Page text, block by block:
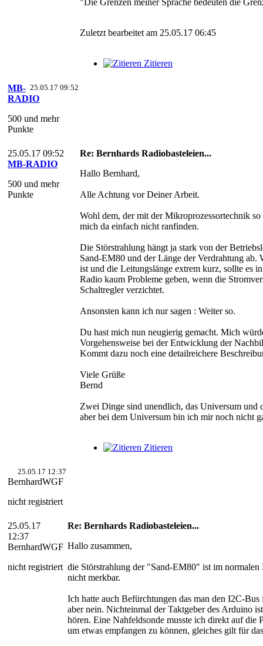
"Die Grenzen meiner Sprache bedeuten die
Zuletzt bearbeitet am 25.05.17 06:45
Zitieren
25.05.17 09:52
MB-
RADIO
500 und mehr
Punkte
25.05.17 09:52
MB-RADIO
500 und mehr
Punkte
Re: Bernhards Radiobasteleien...
Hallo Bernhard,
Alle Achtung vor Deiner Arbeit.
Wohl dem, der mit der Mikroprozessortechnik
mich da einfach nicht ranfinden.
Die Störstrahlung hängt ja stark von der
Sand-EM80 und der Länge der Verdrahtung ab.
ist und die Leitungslänge extrem kurz, sollte es
Radio kaum Probleme geben, wenn die
Schaltregler verzichtet.
Ansonsten kann ich nur sagen : Weiter so.
Du hast mich nun neugierig gemacht. Mich
Vorgehensweise bei der Entwicklung der
Kommt dazu noch eine detailreichere
Viele Grüße
Bernd
Zwei Dinge sind unendlich, das Universum und
aber bei dem Universum bin ich mir noch nicht
Zitieren
25.05.17 12:37
BernhardWGF
nicht registriert
25.05.17
12:37
BernhardWGF
nicht registriert
Re: Bernhards Radiobasteleien...
Hallo zusammen,
die Störstrahlung der "Sand-EM80" ist im normalen
nicht merkbar.
Ich hatte auch Befürchtungen das man den I2C-
aber nein. Nichteinmal der Taktgeber des Arduino
hören. Eine Nahfeldsonde musste ich direkt auf die
um etwas empfangen zu können, gleiches gilt für